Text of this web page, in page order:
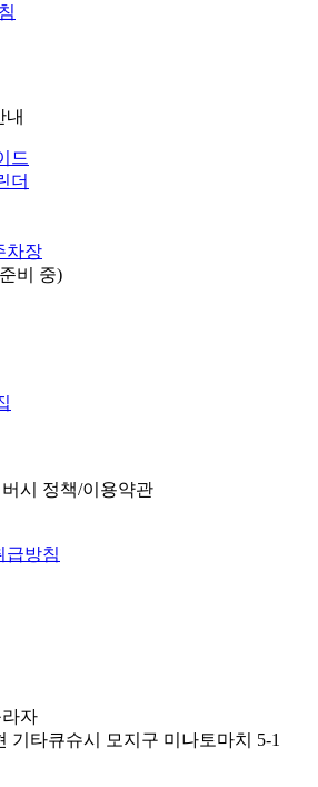
내
드
더
차장
비 중)
시 정책/이용약관
급방침
자
기타큐슈시 모지구 미나토마치 5-1